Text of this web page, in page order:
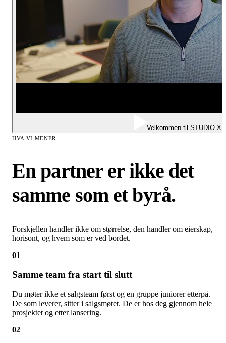
Velkommen til STUDIO X
HVA VI MENER
En partner er ikke det
samme som et byrå.
Forskjellen handler ikke om størrelse, den handler om eierskap,
horisont, og hvem som er ved bordet.
01
Samme team fra start til slutt
Du møter ikke et salgsteam først og en gruppe juniorer etterpå.
De som leverer, sitter i salgsmøtet. De er hos deg gjennom hele
prosjektet og etter lansering.
02